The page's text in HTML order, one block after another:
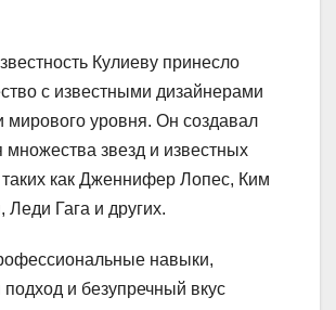
Кулиеву принесло
с известными дизайнерами
мирового уровня. Он создавал
множества звезд и известных
таких как Дженнифер Лопес, Ким
Леди Гага и других.
навыки,
подход и безупречный вкус